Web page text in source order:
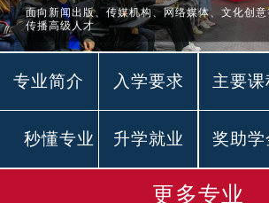
面向新闻出版、传媒机构、网络媒体、文化创
传播高级人才
专业简介 入学要求 主要课
秒懂专业 升学就业 奖助学
更多专业